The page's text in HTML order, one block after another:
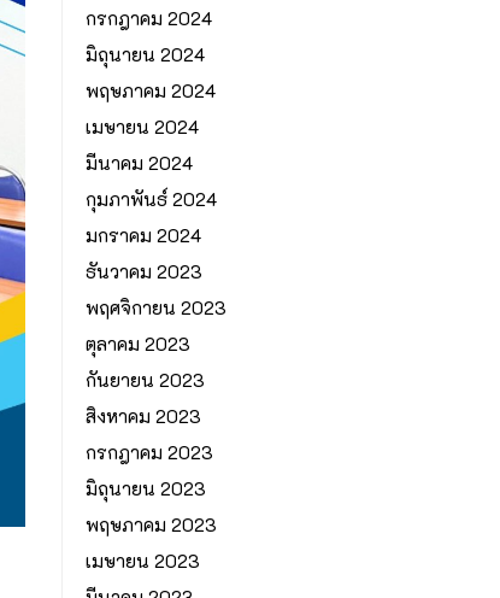
กรกฎาคม 2024
มิถุนายน 2024
พฤษภาคม 2024
เมษายน 2024
มีนาคม 2024
กุมภาพันธ์ 2024
มกราคม 2024
ธันวาคม 2023
พฤศจิกายน 2023
ตุลาคม 2023
กันยายน 2023
สิงหาคม 2023
กรกฎาคม 2023
มิถุนายน 2023
พฤษภาคม 2023
เมษายน 2023